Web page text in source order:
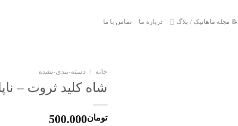
📝 مجله ماهانیک / بلاگ درباره ما تماس با ما
خانه / دسته-بندی-نشده
شاه کلید ثروت –
تومان500.000